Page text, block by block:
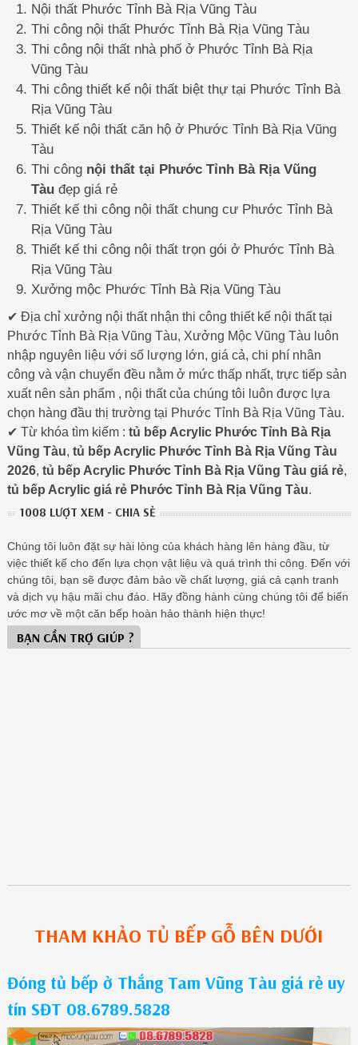
Nội thất Phước Tỉnh Bà Rịa Vũng Tàu
Thi công nội thất Phước Tỉnh Bà Rịa Vũng Tàu
Thi công nội thất nhà phố ở Phước Tỉnh Bà Rịa
Vũng Tàu
Thi công thiết kế nội thất biệt thự tại Phước Tỉnh Bà
Rịa Vũng Tàu
Thiết kế nội thất căn hộ ở Phước Tỉnh Bà Rịa Vũng
Tàu
Thi công nội thất tại Phước Tỉnh Bà Rịa Vũng
Tàuđẹp giá rẻ
Thiết kế thi công nội thất chung cư Phước Tỉnh Bà
Rịa Vũng Tàu
Thiết kế thi công nội thất trọn gói ở Phước Tỉnh Bà
Rịa Vũng Tàu
Xưởng mộc Phước Tỉnh Bà Rịa Vũng Tàu
✔ Địa chỉ xưởng nội thất nhận thi công thiết kế nội thất tại
Phước Tỉnh Bà Rịa Vũng Tàu, Xưởng Mộc Vũng Tàu luôn
nhập nguyên liệu với số lượng lớn, giá cả, chi phí nhân
công và vận chuyển đều nằm ở mức thấp nhất, trực tiếp sản
xuất nên sản phẩm , nội thất của chúng tôi luôn được lựa
chọn hàng đầu thị trường tại Phước Tỉnh Bà Rịa Vũng Tàu.
✔ Từ khóa tìm kiếm : tủ bếp Acrylic Phước Tỉnh Bà Rịa
Vũng Tàu, tủ bếp Acrylic Phước Tỉnh Bà Rịa Vũng Tàu
2026, tủ bếp Acrylic Phước Tỉnh Bà Rịa Vũng Tàu giá rẻ,
tủ bếp Acrylic giá rẻ Phước Tỉnh Bà Rịa Vũng Tàu.
1008 LƯỢT XEM - CHIA SẺ
Chúng tôi luôn đặt sự hài lòng của khách hàng lên hàng đầu, từ
việc thiết kế cho đến lựa chọn vật liệu và quá trình thi công. Đến với
chúng tôi, bạn sẽ được đảm bảo về chất lượng, giá cả cạnh tranh
và dịch vụ hậu mãi chu đáo. Hãy đồng hành cùng chúng tôi để biến
ước mơ về một căn bếp hoàn hảo thành hiện thực!
BẠN CẦN TRỢ GIÚP ?
THAM KHẢO TỦ BẾP GỖ BÊN DƯỚI
Đóng tủ bếp ở Thắng Tam Vũng Tàu giá rẻ uy
tín SĐT 08.6789.5828